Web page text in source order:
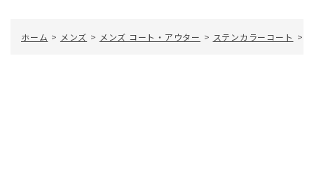
ホーム > メンズ > メンズ コート・アウター > ステンカラーコート >